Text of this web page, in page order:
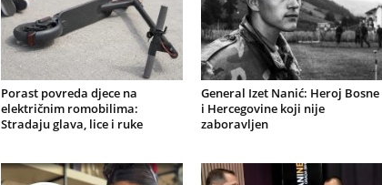
Porast povreda djece na
električnim romobilima:
Stradaju glava, lice i ruke
General Izet Nanić: Heroj Bosne
i Hercegovine koji nije
zaboravljen